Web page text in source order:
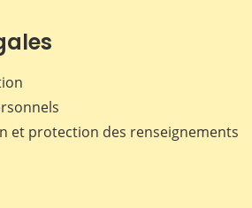
et protection des renseignements